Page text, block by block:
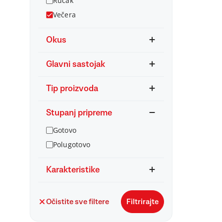
Večera
Okus
Glavni sastojak
Tip proizvoda
Stupanj pripreme
Gotovo
Polugotovo
Karakteristike
Očistite sve filtere Filtrirajte